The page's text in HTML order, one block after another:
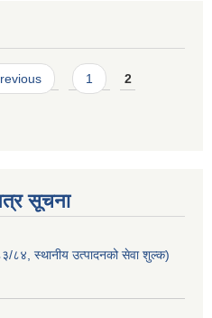
1 2
सूचना
८४, स्थानीय उत्पादनको सेवा शुल्क)